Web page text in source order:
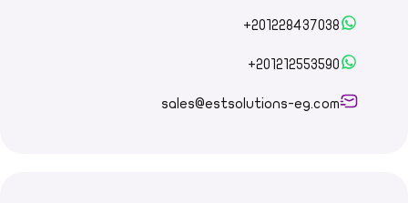
+201228437038
+201212553590
sales@estsolutions-eg.com